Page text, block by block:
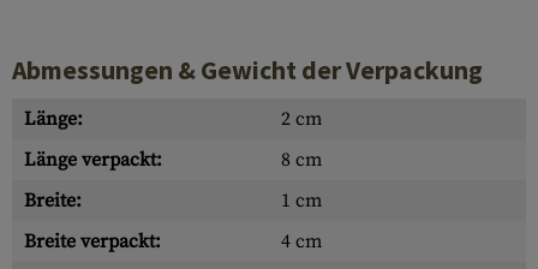
Abmessungen & Gewicht der Verpackung
Länge:
2 cm
Länge verpackt:
8 cm
Breite:
1 cm
Breite verpackt:
4 cm